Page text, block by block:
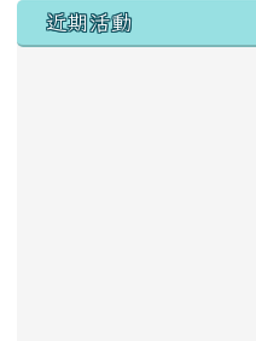
左邊區域內容
近期活動